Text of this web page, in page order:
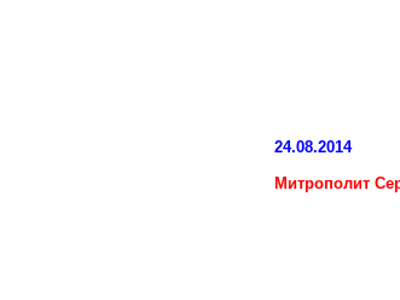
24.08.2014
Митрополит